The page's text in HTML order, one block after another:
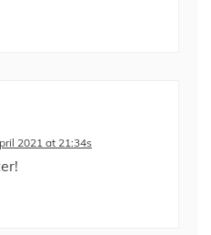
2021 at 21:34s